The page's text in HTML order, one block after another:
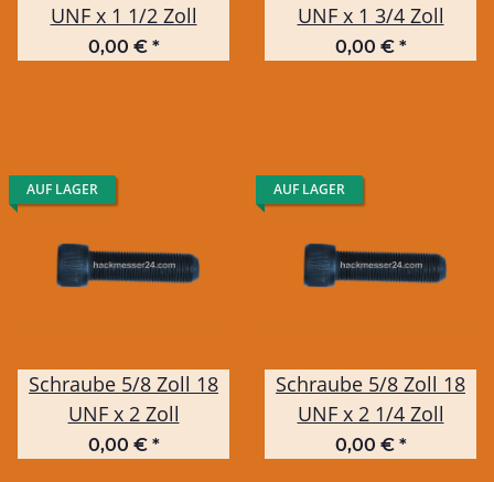
UNF x 1 1/2 Zoll
0,00 € *
UNF x 1 3/4 Zoll
0,00 € *
AUF LAGER
Schraube 5/8 Zoll 18
UNF x 2 Zoll
0,00 € *
AUF LAGER
Schraube 5/8 Zoll 18
UNF x 2 1/4 Zoll
0,00 € *